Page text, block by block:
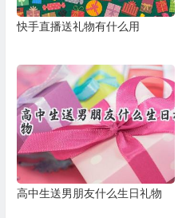
快手直播送礼物有什么用
高中生送男朋友什么生日礼物